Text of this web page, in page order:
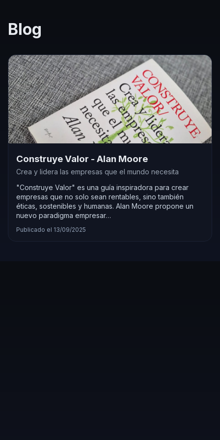
Blog
Construye Valor - Alan Moore
Crea y lidera las empresas que el mundo necesita
"Construye Valor" es una guía inspiradora para crear
empresas que no solo sean rentables, sino también
éticas, sostenibles y humanas. Alan Moore propone un
nuevo paradigma empresar…
Publicado el 13/09/2025